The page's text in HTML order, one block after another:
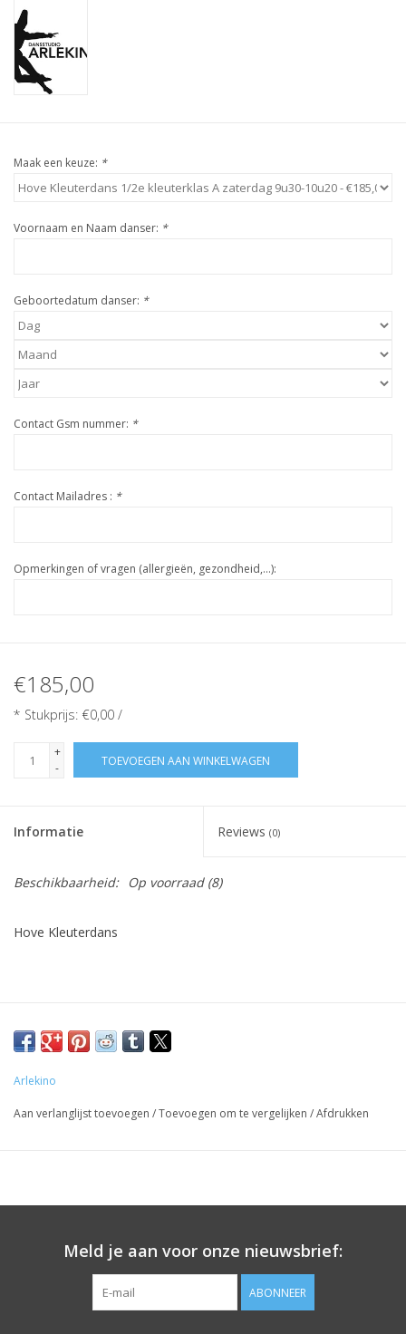
Thema Pasen
Maak een keuze: *
Voornaam en Naam danser: *
Geboortedatum danser: *
Contact Gsm nummer: *
Contact Mailadres : *
Opmerkingen of vragen (allergieën, gezondheid,...):
€185,00
* Stukprijs: €0,00 /
+
-
TOEVOEGEN AAN WINKELWAGEN
Informatie Reviews (0)
Beschikbaarheid: Op voorraad(8)
Hove Kleuterdans
Arlekino
Aan verlanglijst toevoegen /Toevoegen om te vergelijken /Afdrukken
Meld je aan voor onze nieuwsbrief:
ABONNEER